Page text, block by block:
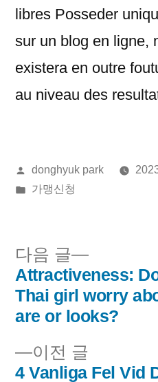
libres Posseder
sur un blog en ligne,
existera en outre
au niveau des
올
린
donghyuk park
게
가맹신청
글
내
비 이전 글
전
4 Vanliga Fel Vid
다음 글
다
음
글:
Attractiveness:
Thai girl worry
are or looks?